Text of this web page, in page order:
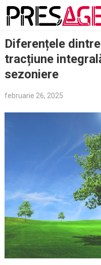
Skip
Diferențele
tracțiune
sezoniere
februarie 26, 2025